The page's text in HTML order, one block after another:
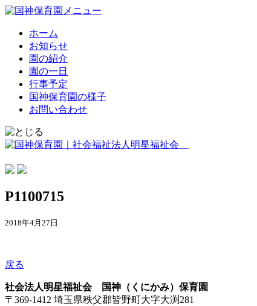
ホーム
お知らせ
園の紹介
園の一日
行事予定
国神保育園の様子
お問い合わせ
P1100715
2018年4月27日
戻る
社会法人明星福祉会 国神（くにかみ）保育園
〒369-1412 埼玉県秩父郡皆野町大字大渕281